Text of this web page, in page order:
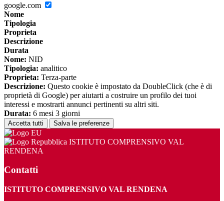
google.com
Nome
Tipologia
Proprieta
Descrizione
Durata
Nome: NID
Tipologia: analitico
Proprieta: Terza-parte
Descrizione: Questo cookie è impostato da DoubleClick (che è di
proprietà di Google) per aiutarti a costruire un profilo dei tuoi
interessi e mostrarti annunci pertinenti su altri siti.
Durata: 6 mesi 3 giorni
Accetta tutti Salva le preferenze
ISTITUTO COMPRENSIVO VAL
RENDENA
Contatti
ISTITUTO COMPRENSIVO VAL RENDENA